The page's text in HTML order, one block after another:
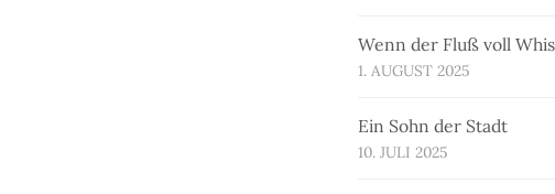
Wenn der Fluß voll
1. AUGUST 2025
Ein Sohn der Stadt
10. JULI 2025